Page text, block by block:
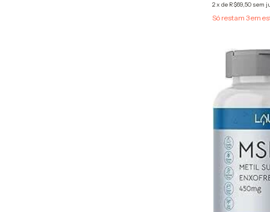
2xde R$69,50 sem
Só restam3em